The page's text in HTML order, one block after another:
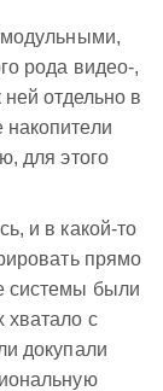
модульными,
рода видео-,
отдельно в
для этого
и в какой-то
прямо
системы были
хватало с
докупали